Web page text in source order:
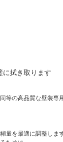
に拭き取ります
等の高品質な壁装専
量を最適に調整します